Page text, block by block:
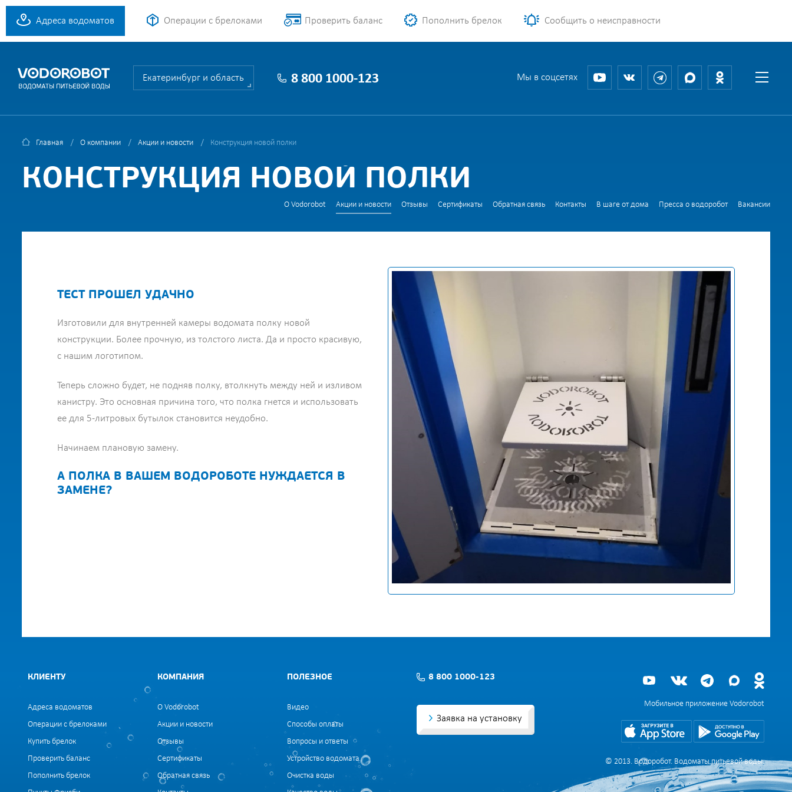
Адреса водоматов Операции с брелоками Проверить баланс Пополнить брелок Сообщить о неисправности
Екатеринбург и область 8 800 1000-123 Мы в соцсетях
Главная О компании Акции и новости Конструкция новой полки
КОНСТРУКЦИЯ НОВОЙ ПОЛКИ
О Vodorobot Акции и новости Отзывы Сертификаты Обратная связь Контакты В шаге от дома Пресса о водоробот Вакансии
ТЕСТ ПРОШЕЛ УДАЧНО
Изготовили для внутренней камеры водомата полку новой
конструкции. Более прочную, из толстого листа. Да и просто красивую,
с нашим логотипом.
Теперь сложно будет, не подняв полку, втолкнуть между ней и изливом
канистру. Это основная причина того, что полка гнется и использовать
ее для 5-литровых бутылок становится неудобно.
Начинаем плановую замену.
А ПОЛКА В ВАШЕМ ВОДОРОБОТЕ НУЖДАЕТСЯ В
ЗАМЕНЕ?
КЛИЕНТУ
Адреса водоматов
Операции с брелоками
Купить брелок
Проверить баланс
Пополнить брелок
КОМПАНИЯ
О Vodorobot
Акции и новости
Отзывы
Сертификаты
Обратная связь
ПОЛЕЗНОЕ
Видео
Способы оплаты
Вопросы и ответы
Устройство водомата
Очистка воды
8 800 1000-123
Заявка на установку
Мобильное приложение Vodorobot
© 2013. Водоробот. Водоматы питьевой воды.